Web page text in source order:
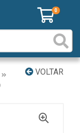
0
VOLTAR